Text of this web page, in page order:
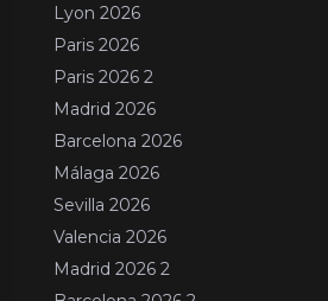
Lyon 2026
Paris 2026
Paris 2026 2
Madrid 2026
Barcelona 2026
Málaga 2026
Sevilla 2026
Valencia 2026
Madrid 2026 2